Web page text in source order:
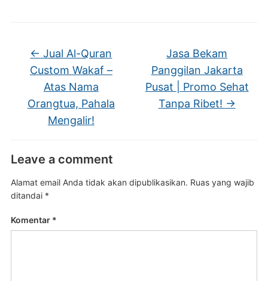
← Jual Al-Quran
Custom Wakaf –
Atas Nama
Orangtua, Pahala
Mengalir!
Jasa Bekam
Panggilan Jakarta
Pusat | Promo Sehat
Tanpa Ribet! →
Leave a comment
Alamat email Anda tidak akan dipublikasikan. Ruas yang wajib
ditandai *
Komentar *